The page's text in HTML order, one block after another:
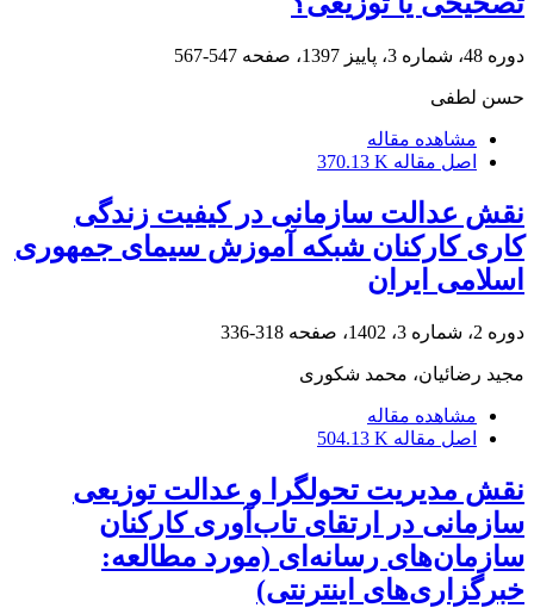
دوره 48، شماره 3، پاییز 1397، صفحه 547-567
حسن لطفی
مشاهده مقاله
اصل مقاله 370.13 K
نقش عدالت سازمانی در کیفیت زندگی
کاری کارکنان شبکه آموزش سیمای جمهوری
اسلامی ایران
دوره 2، شماره 3، 1402، صفحه 318-336
مجید رضائیان، محمد شکوری
مشاهده مقاله
اصل مقاله 504.13 K
نقش مدیریت تحولگرا و عدالت توزیعی
سازمانی در ارتقای تاب‌آوری کارکنان
سازمان‌های رسانه‌ای (مورد مطالعه:
خبرگزاری‌های اینترنتی)